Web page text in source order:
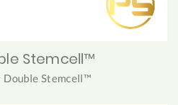
Stemcell™
Double Stemcell™